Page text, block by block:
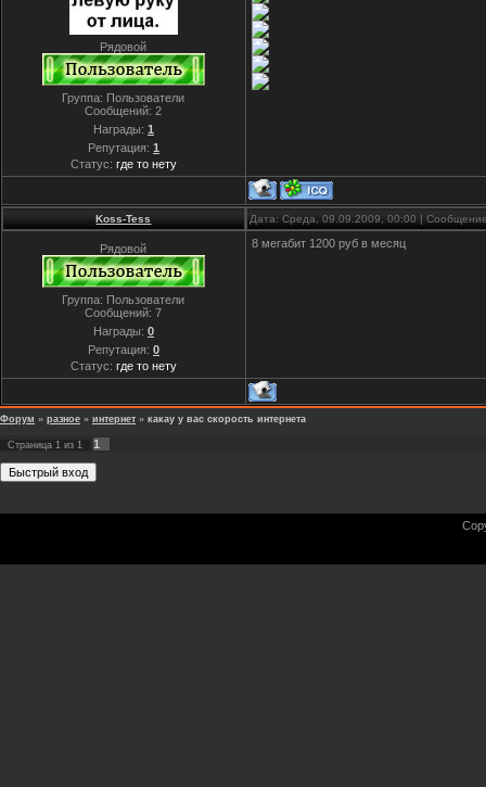
Рядовой
Группа: Пользователи
Сообщений:2
Награды: 1
Репутация: 1
Статус: где то нету
Koss-Tess Дата: Среда, 09.09.2009, 00:00 |
Рядовой
Группа: Пользователи
Сообщений:7
Награды: 0
Репутация: 0
Статус: где то нету
8 мегабит 1200 руб в месяц
Форум » разное » интернет » какау у вас скорость интернета
Страница 1 из 1 1